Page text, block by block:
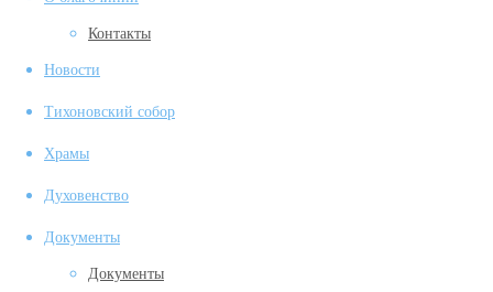
Контакты
Новости
Тихоновский собор
Храмы
Духовенство
Документы
Документы